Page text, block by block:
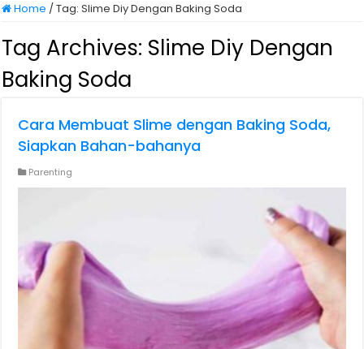
Home /Tag:Slime Diy Dengan Baking Soda
Tag Archives: Slime Diy Dengan
Baking Soda
Cara Membuat Slime dengan Baking Soda,
Siapkan Bahan-bahanya
Parenting